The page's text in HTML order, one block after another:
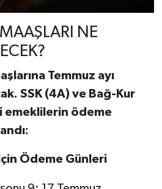
NE
Temmuz ayı
SSK (4A) ve Bağ-Kur
emeklilerin ödeme
Ödeme Günleri